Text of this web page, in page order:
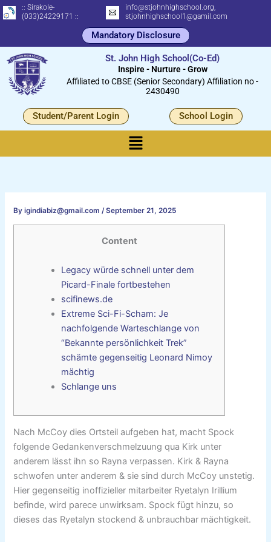
Skip
to
:: Sirakole-
(033)24229171 ::
info@stjohnhighschool.org,
stjohnhighschool1@gamil.com
Mandatory Disclosure
St. John High School(Co-Ed)
Inspire - Nurture - Grow
Affiliated to CBSE (Senior Secondary) Affiliation no -
2430490
Student/Parent Login School Login
Menu
Byigindiabiz@gmail.com /September 21, 2025
Content
Legacy würde schnell unter dem
Picard-Finale fortbestehen
scifinews.de
Extreme Sci-Fi-Scham: Je
nachfolgende Warteschlange von
“Bekannte persönlichkeit Trek”
schämte gegenseitig Leonard Nimoy
mächtig
Schlange uns
Nach McCoy dies Ortsteil aufgeben hat, macht Spock
folgende Gedankenverschmelzuung qua Kirk unter
anderem lässt ihn so Rayna verpassen. Kirk & Rayna
schwofen unter anderem & sie sind durch McCoy unstetig.
Hier gegenseitig inoffizieller mitarbeiter Ryetalyn Irillium
befinde, wird parece unwirksam. Spock fügt hinzu, so
dieses das Ryetalyn stockend & unbrauchbar mächtigkeit.